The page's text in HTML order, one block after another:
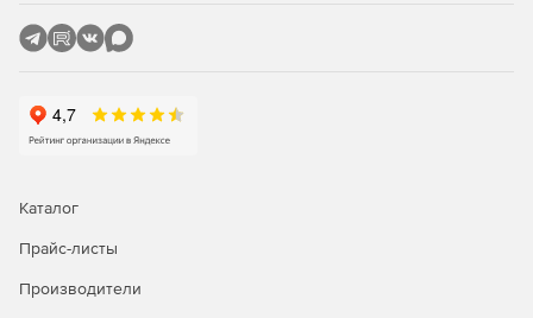
Автоматические обновления описаний вирусов.
режиме. Автоматическая фоновая загрузка файлов не
мешает работе компьютера.
Поддержка 64-разрябных систем Linux.
Поддержка расширяемых дистрибутивов Linux.
Каталог
Прайс-листы
Производители